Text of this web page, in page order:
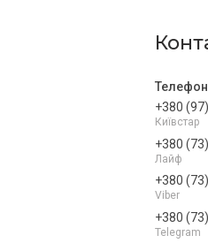
+380
Київстар
+380
Лайф
+380
Viber
+380
Telegram